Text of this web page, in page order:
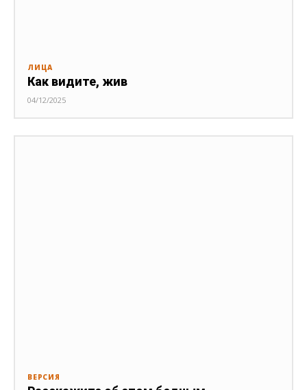
ЛИЦА
Как видите, жив
04/12/2025
ВЕРСИЯ